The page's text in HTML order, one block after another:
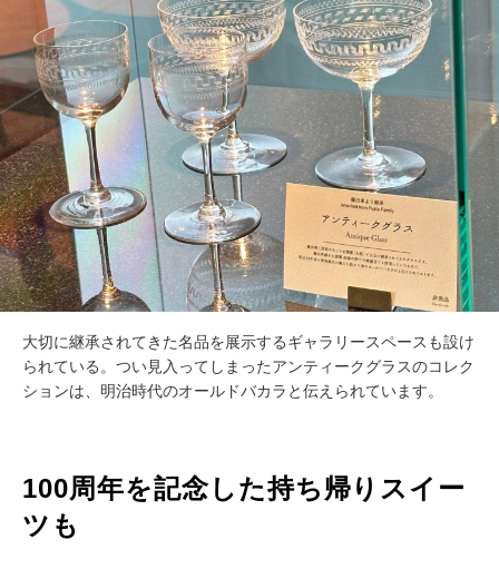
大切に継承されてきた名品を展示するギャラリースペースも設け
られている。つい見入ってしまったアンティークグラスのコレク
ションは、明治時代のオールドバカラと伝えられています。
100周年を記念した持ち帰りスイー
ツも